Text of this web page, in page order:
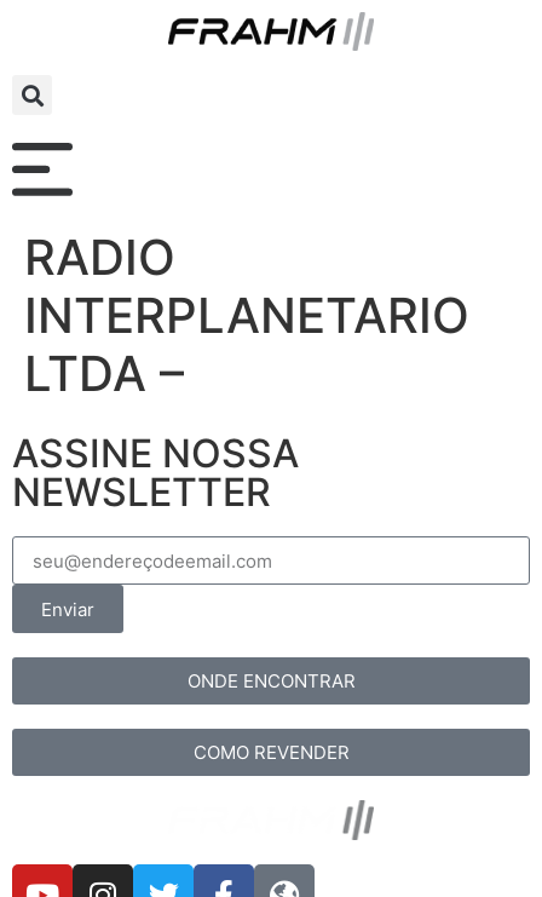
RADIO
INTERPLANETARIO
LTDA –
ASSINE NOSSA
NEWSLETTER
Enviar
ONDE ENCONTRAR
COMO REVENDER